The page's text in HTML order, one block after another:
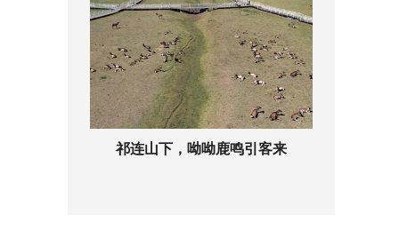
祁连山下，呦呦鹿鸣引客来